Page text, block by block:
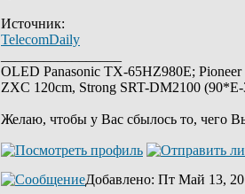
Источник:
TelecomDaily
OLED Panasonic TX-65HZ980E;
ZXC 120cm, Strong SRT-DM2100
Желаю, чтобы у Вас сбылось то, чего
Добавлено: Пт Май 13,